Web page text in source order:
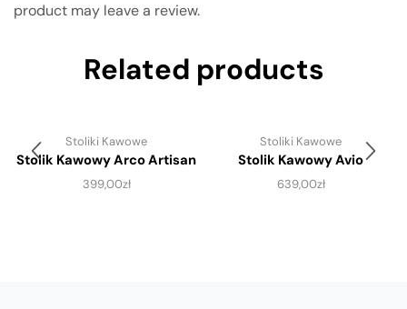
product may leave a review.
Related products
Stoliki Kawowe
Stolik Kawowy Arco Artisan
399,00zł
Stoliki Kawowe
Stolik Kawowy Avio
639,00zł